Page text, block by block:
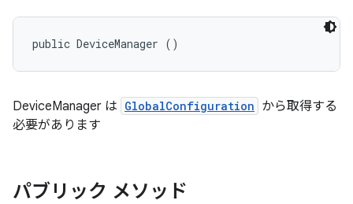
public DeviceManager ()
DeviceManager は GlobalConfiguration から取得する
必要があります
パブリック メソッド